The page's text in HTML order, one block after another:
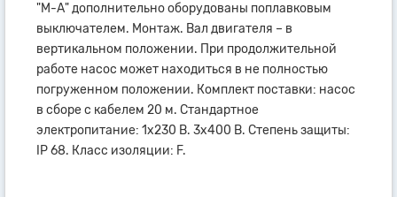
"М-А" дополнительно оборудованы поплавковым
выключателем. Монтаж. Вал двигателя – в
вертикальном положении. При продолжительной
работе насос может находиться в не полностью
погруженном положении. Комплект поставки: насос
в сборе с кабелем 20 м. Стандартное
электропитание: 1x230 В. 3x400 В. Степень защиты:
IP 68. Класс изоляции: F.